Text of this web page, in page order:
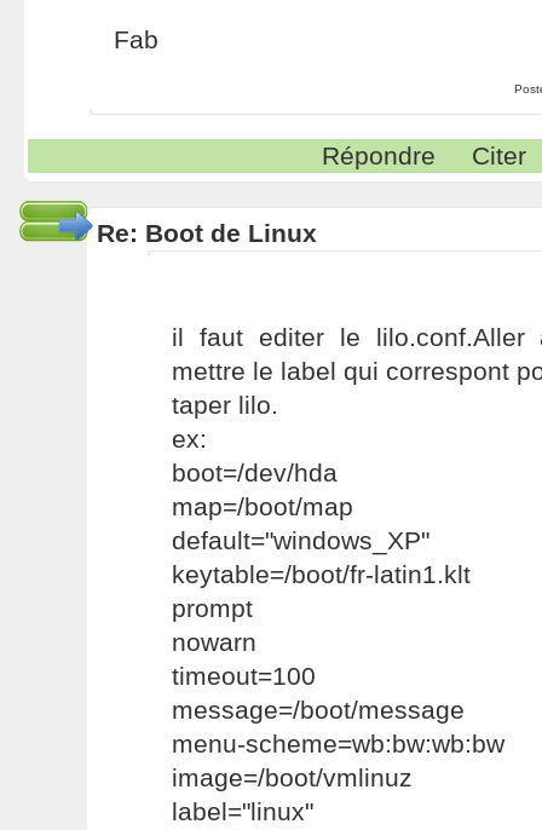
Fab
Répondre Citer
Re: Boot de Linux
il faut editer le
mettre le label qui correspont
taper lilo.
ex:
boot=/dev/hda
map=/boot/map
default="windows_XP"
keytable=/boot/fr-latin1.klt
prompt
nowarn
timeout=100
message=/boot/message
menu-scheme=wb:bw:wb:bw
image=/boot/vmlinuz
label="linux"